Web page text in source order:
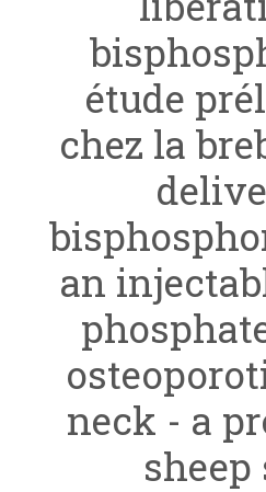
étude
chez la
an
neck - a